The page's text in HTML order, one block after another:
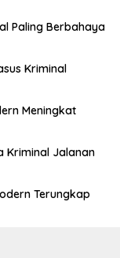
Paling Berbahaya
Kriminal
Meningkat
Kriminal Jalanan
Terungkap